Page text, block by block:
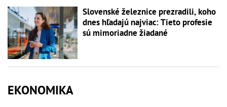
Slovenské železnice prezradili, koho
dnes hľadajú najviac: Tieto profesie
sú mimoriadne žiadané
EKONOMIKA